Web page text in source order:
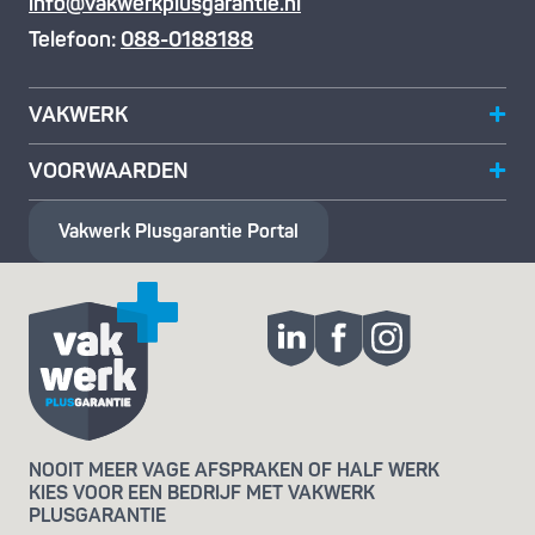
Telefoon: 088-0188188
VAKWERK
VOORWAARDEN
Vakwerk Plusgarantie Portal
NOOIT MEER VAGE AFSPRAKEN OF HALF WERK
KIES VOOR EEN BEDRIJF MET VAKWERK
PLUSGARANTIE